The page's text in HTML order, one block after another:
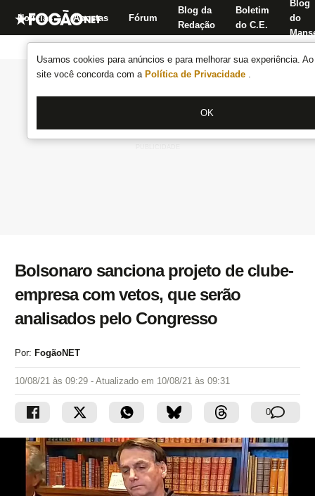
Usamos cookies para anúncios e para melhorar sua experiência.
site você concorda com a Política de Privacidade .
OK
Notícias Apostas Fórum
Blog da
Redação
Boletim
do C.E.
Blog
do
Bolsonaro sanciona projeto de clube-
empresa com vetos, que serão
analisados pelo Congresso
Por: FogãoNET
10/08/21 às 09:29 - Atualizado em 10/08/21 às 09:31
0